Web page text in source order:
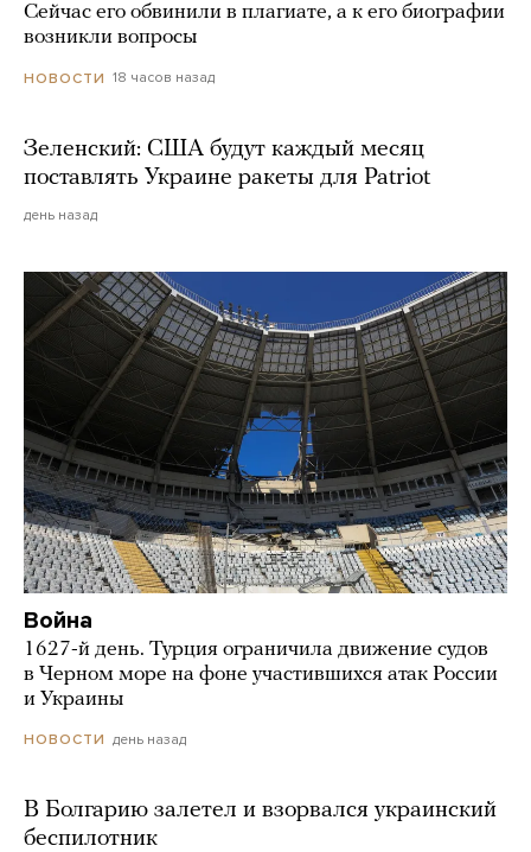
Сейчас его обвинили в плагиате, а к его биографии
возникли вопросы
НОВОСТИ 18 часов назад
Зеленский: США будут каждый месяц
поставлять Украине ракеты для Patriot
день назад
Война
1627-й день. Турция ограничила движение судов
в Черном море на фоне участившихся атак России
и Украины
НОВОСТИ день назад
В Болгарию залетел и взорвался украинский
беспилотник